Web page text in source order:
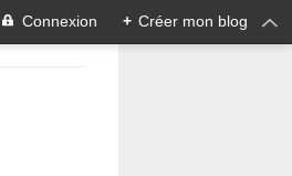
Connexion + Créer mon blog